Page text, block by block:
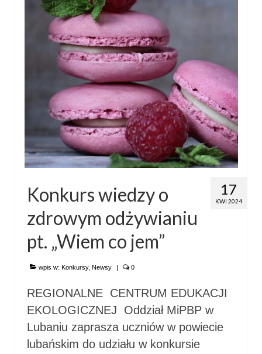
17
KWI 2024
Konkurs wiedzy o
zdrowym odżywianiu
pt. „Wiem co jem”
wpis w: Konkursy, Newsy | 0
REGIONALNE CENTRUM EDUKACJI
EKOLOGICZNEJ Oddział MiPBP w
Lubaniu zaprasza uczniów w powiecie
lubańskim do udziału w konkursie